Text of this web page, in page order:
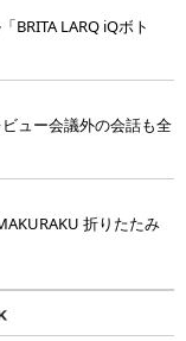
BRITA LARQ iQボト
ュー会議外の会話も全
折りたたみ